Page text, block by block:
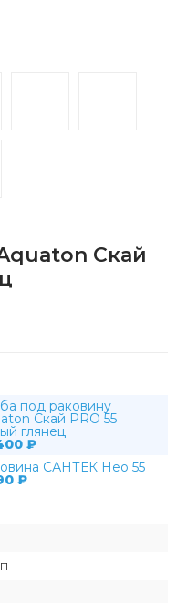
Скай
под раковину
Скай PRO 55
глянец
₽
САНТЕК Нео 55
₽